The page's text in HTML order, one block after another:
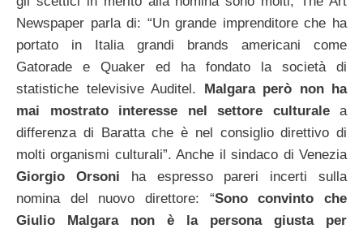
Newspaper parla di: “Un grande imprenditore che ha
portato in Italia grandi brands americani come
Gatorade e Quaker ed ha fondato la società di
statistiche televisive Auditel. Malgara però non ha
mai mostrato interesse nel settore culturalea
differenza di Baratta che è nel consiglio direttivo di
molti organismi culturali”.Anche il sindaco di Venezia
Giorgio Orsoni ha espresso pareri incerti sulla
nomina del nuovo direttore: “Sono convinto che
Giulio Malgara non è la persona giusta per